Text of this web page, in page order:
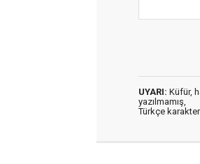
UYARI: Küfür,
yazılmamış,
Türkçe